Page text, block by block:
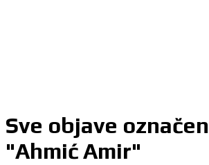
Sve objave
"Ahmić Amir"